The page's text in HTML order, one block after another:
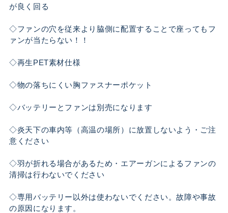
が良く回る
◇ファンの穴を従来より脇側に配置することで座ってもフ
ァンが当たらない！！
◇再生PET素材仕様
◇物の落ちにくい胸ファスナーポケット
◇バッテリーとファンは別売になります
◇炎天下の車内等（高温の場所）に放置しないよう・ご注
意ください
◇羽が折れる場合があるため・エアーガンによるファンの
清掃は行わないでください
◇専用バッテリー以外は使わないでください。故障や事故
の原因になります。